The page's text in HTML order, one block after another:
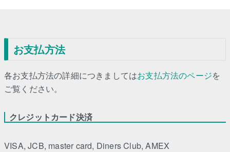
お支払方法
各お支払方法の詳細につきましてはお支払方法のページを
ご覧ください。
クレジットカード決済
VISA, JCB, master card, Diners Club, AMEX